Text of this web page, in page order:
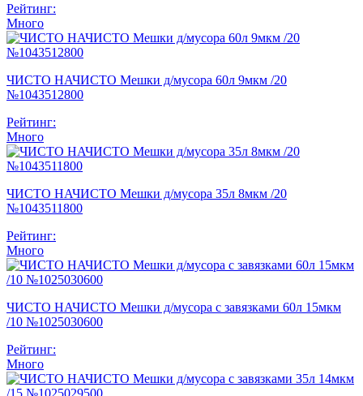
Рейтинг:
Много
ЧИСТО НАЧИСТО Мешки д/мусора 60л 9мкм /20
№1043512800
Рейтинг:
Много
ЧИСТО НАЧИСТО Мешки д/мусора 35л 8мкм /20
№1043511800
Рейтинг:
Много
ЧИСТО НАЧИСТО Мешки д/мусора с завязками 60л 15мкм
/10 №1025030600
Рейтинг:
Много